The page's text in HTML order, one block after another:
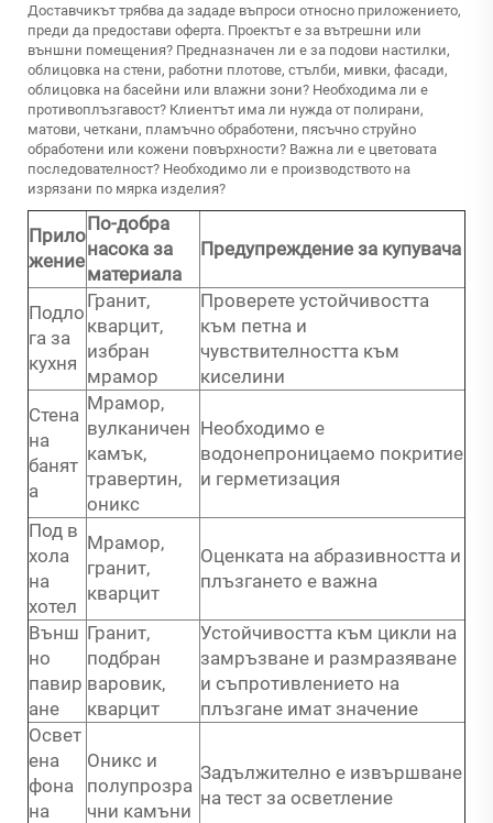
Доставчикът трябва да зададе въпроси относно приложението,
преди да предостави оферта. Проектът е за вътрешни или
външни помещения? Предназначен ли е за подови настилки,
облицовка на стени, работни плотове, стълби, мивки, фасади,
облицовка на басейни или влажни зони? Необходима ли е
противоплъзгавост? Клиентът има ли нужда от полирани,
матови, четкани, пламъчно обработени, пясъчно струйно
обработени или кожени повърхности? Важна ли е цветовата
последователност? Необходимо ли е производството на
изрязани по мярка изделия?
Прило
жение
По-добра
насока за
материала
Предупреждение за купувача
Подло
га за
кухня
Гранит,
кварцит,
избран
мрамор
Проверете устойчивостта
към петна и
чувствителността към
киселини
Стена
на
банят
а
Мрамор,
вулканичен
камък,
травертин,
оникс
Необходимо е
водонепроницаемо покритие
и герметизация
Под в
хола
на
хотел
Мрамор,
гранит,
кварцит
Оценката на абразивността и
плъзгането е важна
Външ
но
павир
ане
Гранит,
подбран
варовик,
кварцит
Устойчивостта към цикли на
замръзване и размразяване
и съпротивлението на
плъзгане имат значение
Освет
ена
фона
на
Оникс и
полупрозра
чни камъни
Задължително е извършване
на тест за осветление